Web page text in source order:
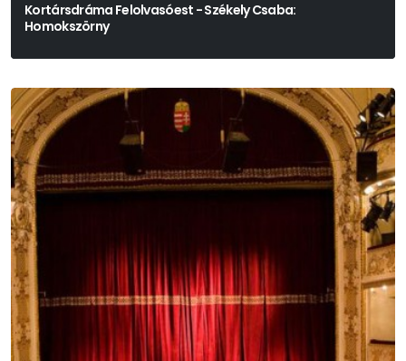
Kortársdráma Felolvasóest - Székely Csaba:
Homokszörny